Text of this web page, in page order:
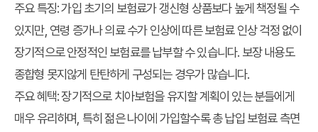
주요 특징: 가입 초기의 보험료가 갱신형 상품보다 높게 책정될 수
있지만, 연령 증가나 의료 수가 인상에 따른 보험료 인상 걱정 없이
장기적으로 안정적인 보험료를 납부할 수 있습니다. 보장 내용도
종합형 못지않게 탄탄하게 구성되는 경우가 많습니다.
주요 혜택: 장기적으로 치아보험을 유지할 계획이 있는 분들에게
매우 유리하며, 특히 젊은 나이에 가입할수록 총 납입 보험료 측면